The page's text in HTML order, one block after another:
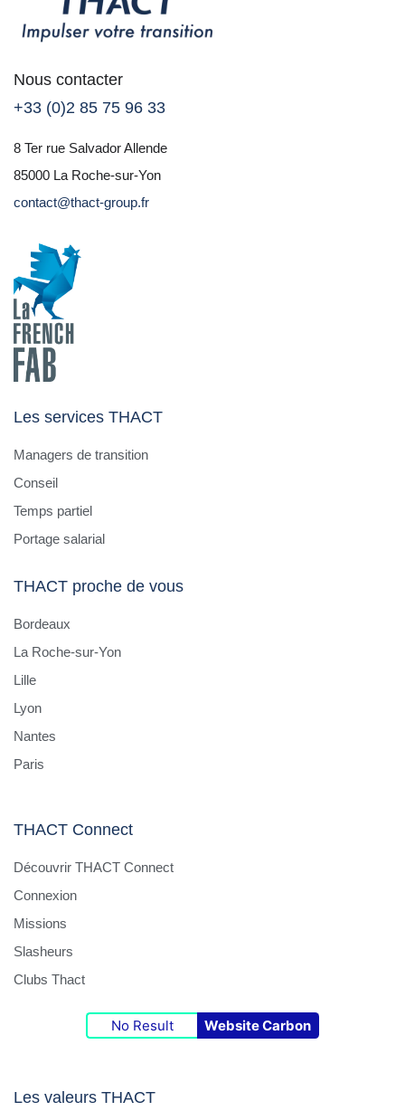
Nous contacter
+33 (0)2 85 75 96 33
8 Ter rue Salvador Allende
85000 La Roche-sur-Yon
contact@thact-group.fr
Les services THACT
Managers de transition
Conseil
Temps partiel
Portage salarial
THACT proche de vous
Bordeaux
La Roche-sur-Yon
Lille
Lyon
Nantes
Paris
THACT Connect
Découvrir THACT Connect
Connexion
Missions
Slasheurs
Clubs Thact
No Result Website Carbon
Les valeurs THACT